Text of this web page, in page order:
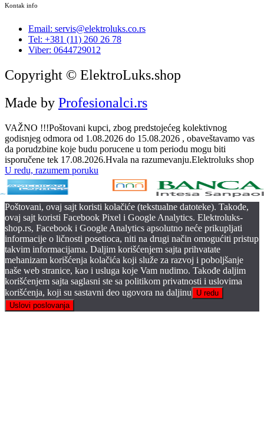
Kontak info
Email: servis@elektroluks.co.rs
Tel: +381 (11) 260 26 78
Viber: 0644729012
Copyright © ElektroLuks.shop
Made by Profesionalci.rs
VAŽNO !!!Poštovani kupci, zbog predstojećeg kolektivnog
godisnjeg odmora od 1.08.2026 do 15.08.2026 , obaveštavamo vas
da porudzbine koje budu porucene u tom periodu mogu biti
isporučene tek 17.08.2026.Hvala na razumevanju.Elektroluks shop
U redu, razumem poruku
Poštovani, ovaj sajt koristi kolačiće (tekstualne datoteke). Takođe,
ovaj sajt koristi Facebook Pixel i Google Analytics. Elektroluks-
shop.rs, Facebook i Google Analytics apsolutno neće prikupljati
informacije o ličnosti posetioca, niti na drugi način omogućiti pristup
takvim informacijama. Daljim korišćenjem sajta prihvatate
mehanizam korišćenja kolačića koji služe za razvoj i poboljšanje
naše web stranice, kao i usluga koje Vam nudimo. Takođe daljim
korišćenjem sajta saglasni ste sa politikom privatnosti i uslovima
korišćenja, koji su sastavni deo ugovora na daljinu
U redu
Uslovi poslovanja